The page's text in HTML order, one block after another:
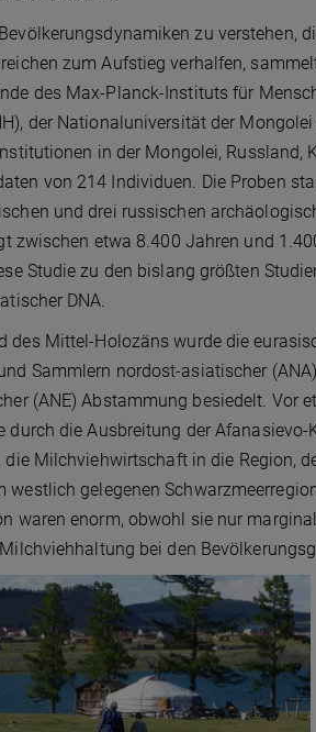
zu verstehen,
zum Aufstieg verhalfen,
des Max-Planck-Instituts für
der Nationaluniversität der
in der Mongolei, Russland,
von 214 Individuen. Die Proben
und drei russischen
zwischen etwa 8.400 Jahren und
Studie zu den bislang größten
DNA.
des Mittel-Holozäns wurde die
Sammlern nordost-asiatischer
(ANE) Abstammung besiedelt. Vor
durch die Ausbreitung der
die Milchviehwirtschaft in die Region,
westlich gelegenen
waren enorm, obwohl sie nur
bei den